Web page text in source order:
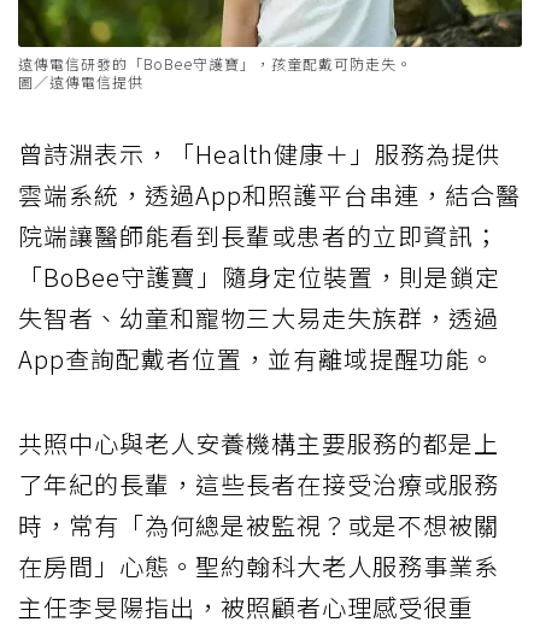
遠傳電信研發的「BoBee守護寶」，孩童配戴可防走失。
圖／遠傳電信提供
曾詩淵表示，「Health健康＋」服務為提供
雲端系統，透過App和照護平台串連，結合醫
院端讓醫師能看到長輩或患者的立即資訊；
「BoBee守護寶」隨身定位裝置，則是鎖定
失智者、幼童和寵物三大易走失族群，透過
App查詢配戴者位置，並有離域提醒功能。
共照中心與老人安養機構主要服務的都是上
了年紀的長輩，這些長者在接受治療或服務
時，常有「為何總是被監視？或是不想被關
在房間」心態。聖約翰科大老人服務事業系
主任李旻陽指出，被照顧者心理感受很重